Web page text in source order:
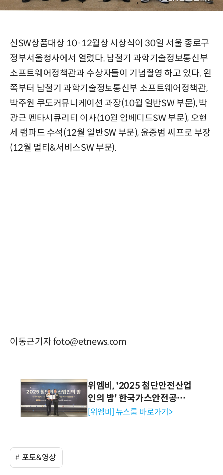
신SW상품대상 10·12월상 시상식이 30일 서울 종로구
정부서울청사에서 열렸다. 남철기 과학기술정보통신부
소프트웨어정책관과 수상자들이 기념촬영 하고 있다. 왼
쪽부터 남철기 과학기술정보통신부 소프트웨어정책관,
박주원 쿠도커뮤니케이션 과장(10월 일반SW 부문), 박
광근 펜타시큐리티 이사(10월 임베디드SW 부문), 오현
세 램파드 수석(12월 일반SW 부문), 윤중범 씨프로 부장
(12월 멀티&서비스SW 부문).
이동근기자 foto@etnews.com
위엠비, '2025 첨단안전산업
인의 밤' 한국가스안전공사
사장상 수상
[위엠비] 뉴스룸 바로가기>
포토&영상